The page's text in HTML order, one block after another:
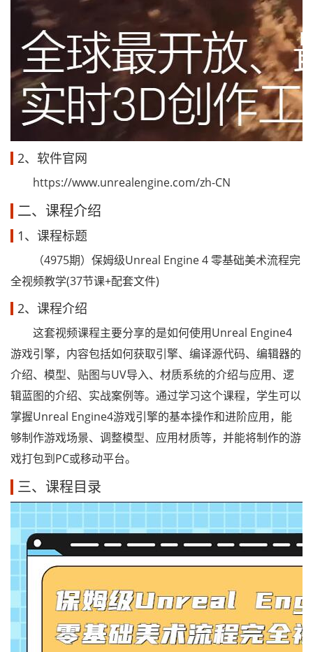
2、软件官网
https://www.unrealengine.com/zh-CN
二、课程介绍
1、课程标题
（4975期）保姆级Unreal Engine 4 零基础美术流程完
全视频教学(37节课+配套文件)
2、课程介绍
这套视频课程主要分享的是如何使用Unreal Engine4
游戏引擎，内容包括如何获取引擎、编译源代码、编辑器的
介绍、模型、贴图与UV导入、材质系统的介绍与应用、逻
辑蓝图的介绍、实战案例等。通过学习这个课程，学生可以
掌握Unreal Engine4游戏引擎的基本操作和进阶应用，能
够制作游戏场景、调整模型、应用材质等，并能将制作的游
戏打包到PC或移动平台。
三、课程目录